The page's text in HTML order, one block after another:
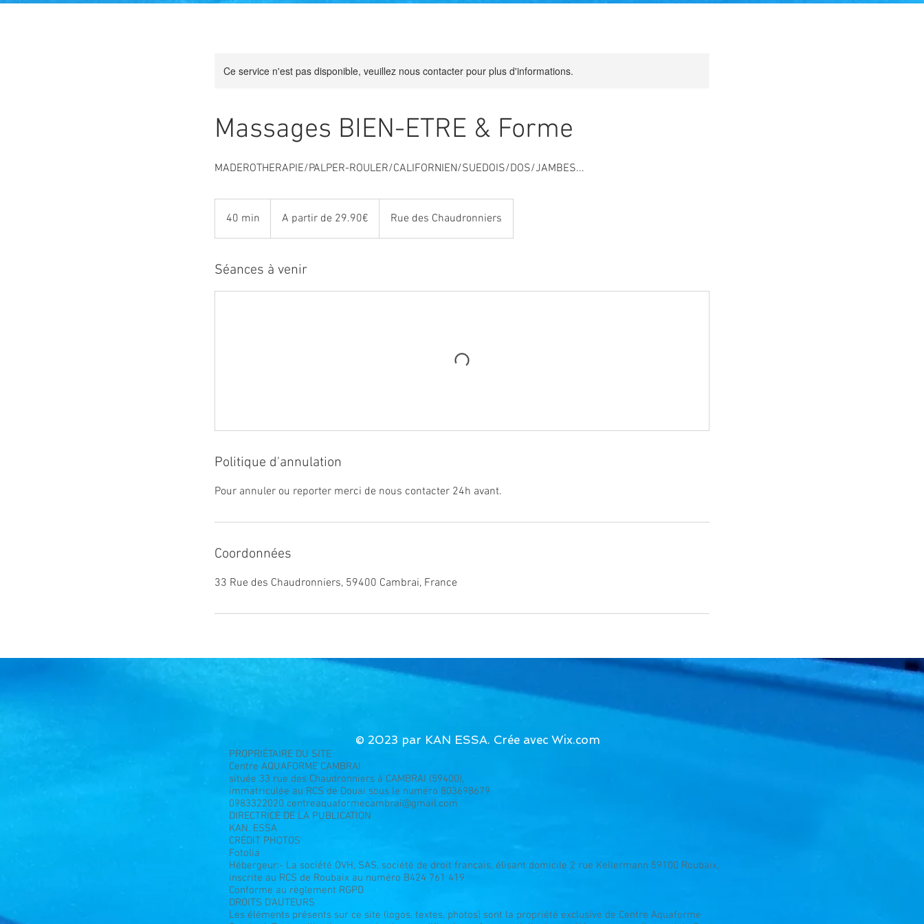
Ce service n'est pas disponible, veuillez nous contacter pour plus d'informations.
Massages BIEN-ETRE & Forme
MADEROTHERAPIE/PALPER-ROULER/CALIFORNIEN/SUEDOIS/DOS/JAMBES...
40 min
0
i
29.90€
A partir de 29.90€ Rue des Chaudronniers
Séances à venir
Politique d'annulation
Pour annuler ou reporter merci de nous contacter 24h avant.
Coordonnées
33 Rue des Chaudronniers, 59400 Cambrai, France
© 2023 par KAN ESSA. Crée avec Wix.com
PROPRIÉTAIRE DU SITE
Centre AQUAFORME CAMBRAI
située 33 rue des Chaudronniers à CAMBRAI (59400),
immatriculée au RCS de Douai sous le numéro 803698679
0983322020 centreaquaformecambrai@gmail.com
DIRECTRICE DE LA PUBLICATION
KAN. ESSA
CRÉDIT PHOTOS
Fotolia
Hébergeur:- La société OVH, SAS, société de droit français, élisant domicile 2 rue Kellermann 59100 Roubaix,
inscrite au RCS de Roubaix au numéro B424 761 419
Conforme au règlement RGPD
DROITS D’AUTEURS
Les éléments présents sur ce site (logos, textes, photos) sont la propriété exclusive de Centre Aquaforme